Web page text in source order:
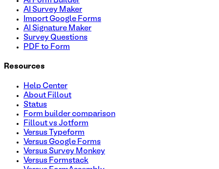
AI Survey Maker
Import Google Forms
AI Signature Maker
Survey Questions
PDF to Form
Resources
Help Center
About Fillout
Status
Form builder comparison
Fillout vs Jotform
Versus Typeform
Versus Google Forms
Versus Survey Monkey
Versus Formstack